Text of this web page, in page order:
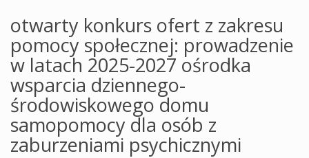
otwarty konkurs ofert z zakresu
pomocy społecznej: prowadzenie
w latach 2025-2027 ośrodka
wsparcia dziennego-
środowiskowego domu
samopomocy dla osób z
zaburzeniami psychicznymi